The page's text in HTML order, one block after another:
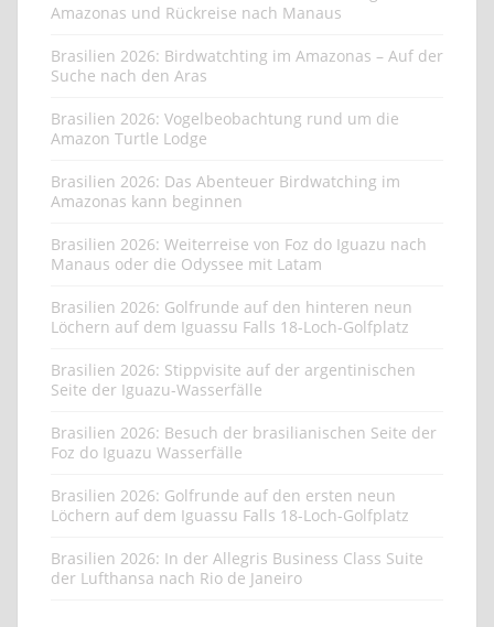
Amazonas und Rückreise nach Manaus
Brasilien 2026: Birdwatchting im Amazonas – Auf der
Suche nach den Aras
Brasilien 2026: Vogelbeobachtung rund um die
Amazon Turtle Lodge
Brasilien 2026: Das Abenteuer Birdwatching im
Amazonas kann beginnen
Brasilien 2026: Weiterreise von Foz do Iguazu nach
Manaus oder die Odyssee mit Latam
Brasilien 2026: Golfrunde auf den hinteren neun
Löchern auf dem Iguassu Falls 18-Loch-Golfplatz
Brasilien 2026: Stippvisite auf der argentinischen
Seite der Iguazu-Wasserfälle
Brasilien 2026: Besuch der brasilianischen Seite der
Foz do Iguazu Wasserfälle
Brasilien 2026: Golfrunde auf den ersten neun
Löchern auf dem Iguassu Falls 18-Loch-Golfplatz
Brasilien 2026: In der Allegris Business Class Suite
der Lufthansa nach Rio de Janeiro